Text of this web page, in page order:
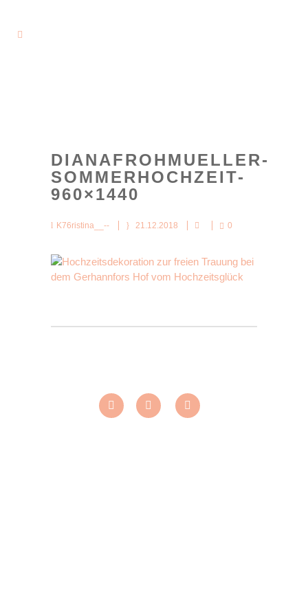
DIANAFROHMUELLER-
SOMMERHOCHZEIT-
960×1440
K76ristina__-- 21.12.2018 0